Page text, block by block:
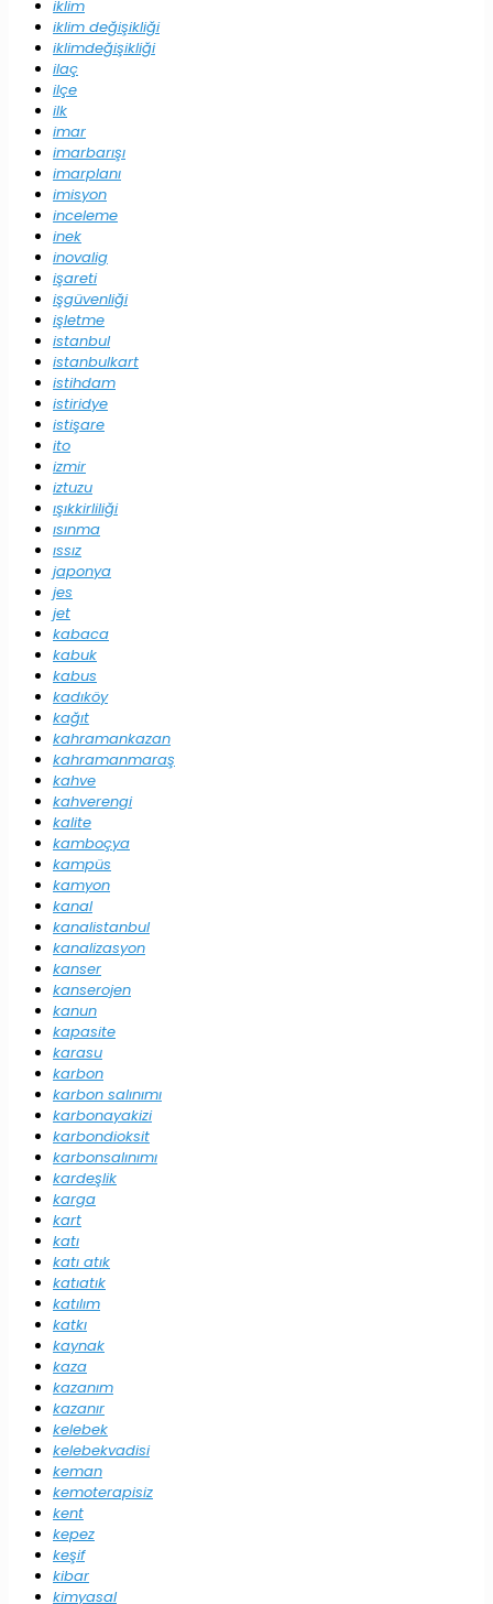
iklim
iklim değişikliği
iklimdeğişikliği
ilaç
ilçe
ilk
imar
imarbarışı
imarplanı
imisyon
inceleme
inek
inovalig
işareti
işgüvenliği
işletme
istanbul
istanbulkart
istihdam
istiridye
istişare
ito
izmir
iztuzu
ışıkkirliliği
ısınma
ıssız
japonya
jes
jet
kabaca
kabuk
kabus
kadıköy
kağıt
kahramankazan
kahramanmaraş
kahve
kahverengi
kalite
kamboçya
kampüs
kamyon
kanal
kanalistanbul
kanalizasyon
kanser
kanserojen
kanun
kapasite
karasu
karbon
karbon salınımı
karbonayakizi
karbondioksit
karbonsalınımı
kardeşlik
karga
kart
katı
katı atık
katıatık
katılım
katkı
kaynak
kaza
kazanım
kazanır
kelebek
kelebekvadisi
keman
kemoterapisiz
kent
kepez
keşif
kibar
kimyasal